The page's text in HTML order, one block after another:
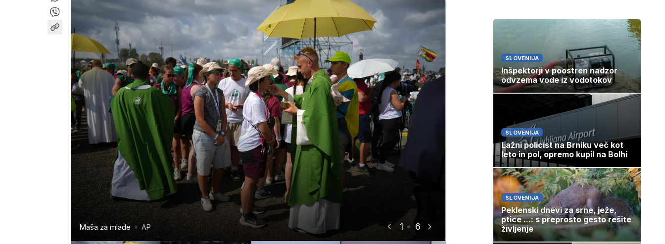
1 6
Maša za mlade AP
Maša za mlade AP
Maša za mlade AP
Maša za mlade AP
Maša za mlade AP
Maša za mlade AP
SLOVENIJA
Inšpektorji v poostren nadzor
odvzema vode iz vodotokov
SLOVENIJA
Lažni policist na Brniku več kot
leto in pol, opremo kupil na Bolhi
SLOVENIJA
Peklenski dnevi za srne, ježe,
ptice ...: s preprosto gesto rešite
življenje